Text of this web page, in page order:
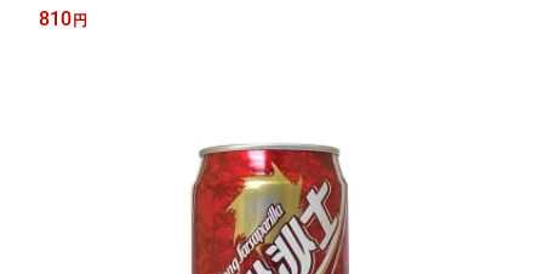
810 円